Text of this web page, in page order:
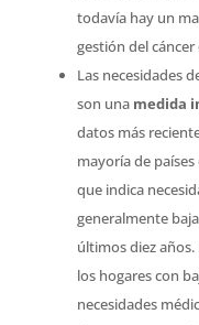
todavía hay un
gestión del
Las necesidades
son una medida
datos más
mayoría de
que indica
generalmente
últimos diez
los hogares con
necesidades